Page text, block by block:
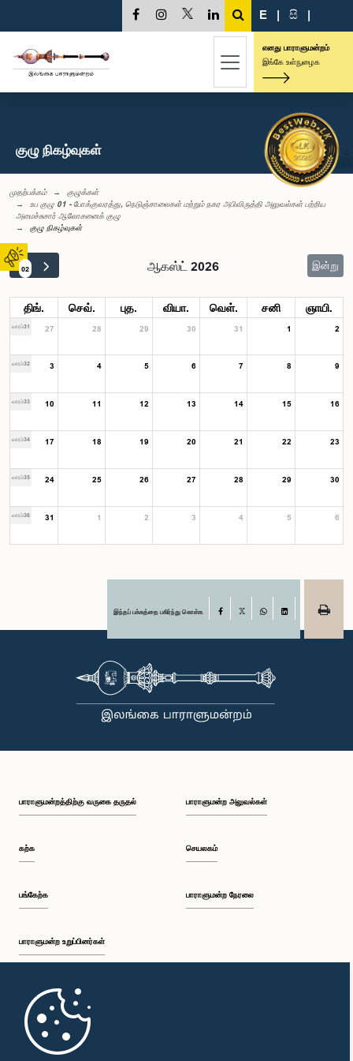
02
E | සි |
எனது பாராளுமன்றம்
இங்கே உள்நுழைக
குழு நிகழ்வுகள்
முதற்பக்கம்
குழுக்கள்
உப குழு 01 - போக்குவரத்து, நெடுஞ்சாலைகள் மற்றும் நகர அபிவிருத்தி அலுவல்கள் பற்றிய
அமைச்சுசார் ஆலோசனைக் குழு
குழு நிகழ்வுகள்
ஆகஸ்ட் 2026 இன்று
திங். செவ். புத. வியா. வெள். சனி ஞாயி.
வாரம்31 27 28 29 30 31 1 2
வாரம்32 3 4 5 6 7 8 9
வாரம்33 10 11 12 13 14 15 16
வாரம்34 17 18 19 20 21 22 23
வாரம்35 24 25 26 27 28 29 30
வாரம்36 31 1 2 3 4 5 6
இந்தப் பக்கத்தை பகிர்ந்து கொள்க Facebook
பாராளுமன்றத்திற்கு வருகை தருதல்
கற்க
பங்கேற்க
பாராளுமன்ற உறுப்பினர்கள்
முதற்பக்கம்
பாராளுமன்ற அலுவல்கள்
செயலகம்
பாராளுமன்ற நேரலை
பாராளுமன்ற கையடக்க செயலி